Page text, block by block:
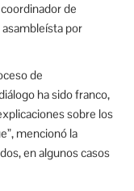
de
asambleísta por
de
ha sido franco,
sobre los
mencionó la
en algunos casos